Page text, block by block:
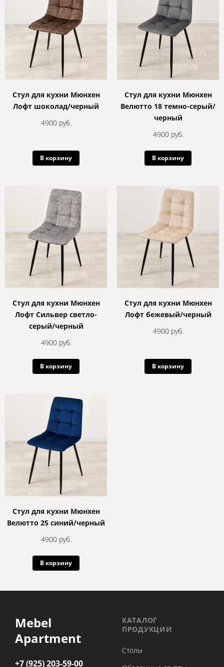
Стул для кухни Мюнхен
Лофт шоколад/черный
4900 руб.
В корзину
Стул для кухни Мюнхен
Велютто 18 темно-серый/
черный
4900 руб.
В корзину
Стул для кухни Мюнхен
Лофт Сильвер светло-
серый/черный
4900 руб.
В корзину
Стул для кухни Мюнхен
Лофт бежевый/черный
4900 руб.
В корзину
Стул для кухни Мюнхен
Велютто 25 синий/черный
4900 руб.
В корзину
Mebel
Apartment
+7 (925) 203-59-00
КАТАЛОГ
ПРОДУКЦИИ
Столы